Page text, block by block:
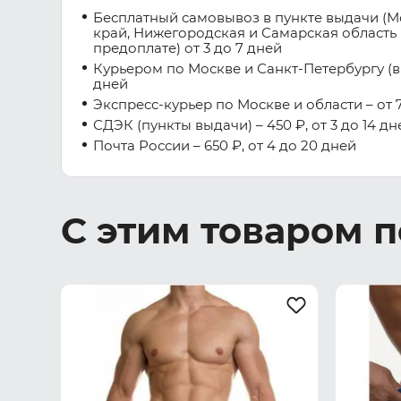
Бесплатный самовывоз в пункте выдачи
край, Нижегородская и Самарская
предоплате) от 3 до 7 дней
Курьером по Москве и Санкт-Петербургу
дней
Экспресс-курьер по Москве и области – от
СДЭК (пункты выдачи) – 450 ₽, от 3 до 14
Почта России – 650 ₽, от 4 до 20 дней
С этим товаром